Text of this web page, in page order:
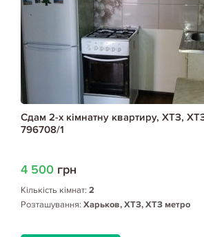
Сдам 2-х кімнатну квартиру, ХТЗ,
796708/1
4 500 грн
Кількість кімнат: 2
Розташування: Харьков, ХТЗ, ХТЗ метро